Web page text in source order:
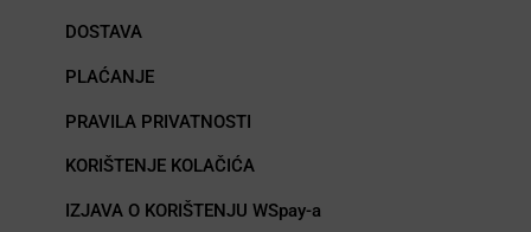
DOSTAVA
PLAĆANJE
PRAVILA PRIVATNOSTI
KORIŠTENJE KOLAČIĆA
IZJAVA O KORIŠTENJU WSpay-a